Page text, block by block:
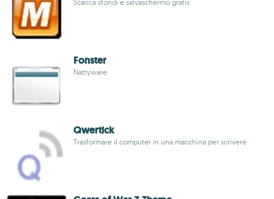
Scarica sfondi e salvaschermo gratis
Fonster
Nattyware
Qwertick
Trasformare il computer in una macchina per scrivere